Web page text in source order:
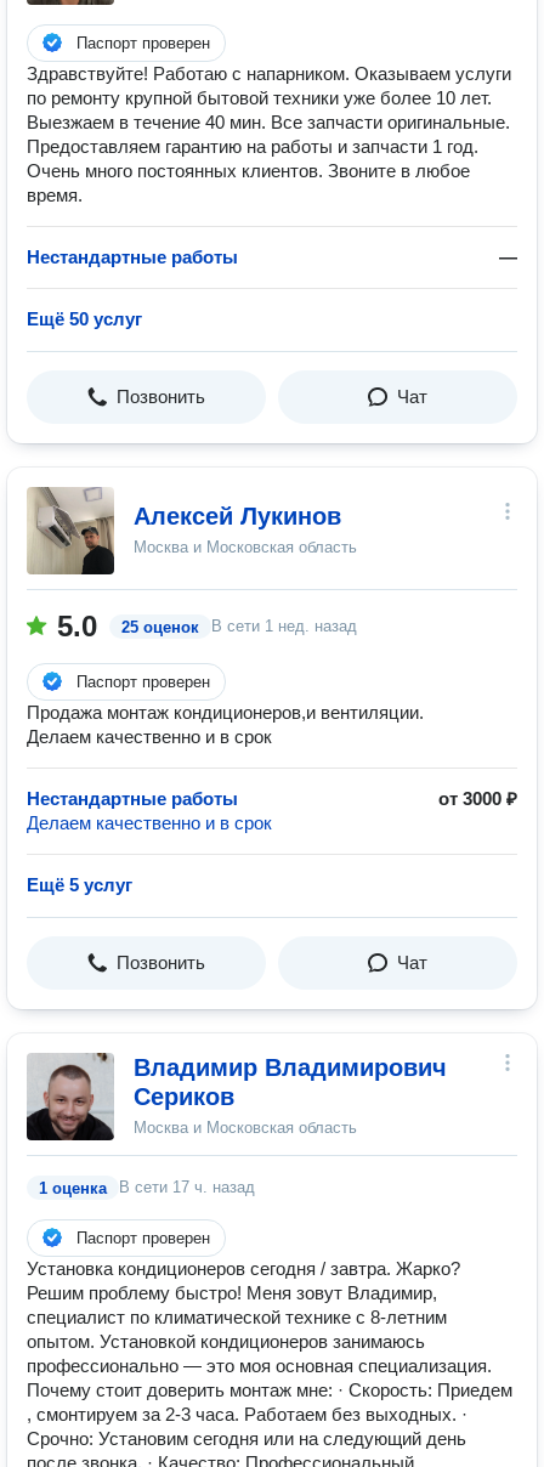
Паспорт проверен
Здравствуйте! Работаю с напарником. Оказываем услуги
по ремонту крупной бытовой техники уже более 10 лет.
Выезжаем в течение 40 мин. Все запчасти оригинальные.
Предоставляем гарантию на работы и запчасти 1 год.
Очень много постоянных клиентов. Звоните в любое
время.
Нестандартные работы —
Ещё 50 услуг
Позвонить Чат
Алексей Лукинов
Москва и Московская область
5.0 25 оценок В сети 1 нед. назад
Паспорт проверен
Продажа монтаж кондиционеров,и вентиляции.
Делаем качественно и в срок
Нестандартные работы
от 3000 ₽
Делаем качественно и в срок
Ещё 5 услуг
Позвонить Чат
Владимир Владимирович
Сериков
Москва и Московская область
1 оценка В сети 17 ч. назад
Паспорт проверен
Установка кондиционеров сегодня / завтра. Жарко?
Решим проблему быстро! Меня зовут Владимир,
специалист по климатической технике с 8-летним
опытом. Установкой кондиционеров занимаюсь
профессионально — это моя основная специализация.
Почему стоит доверить монтаж мне: · Скорость: Приедем
, смонтируем за 2-3 часа. Работаем без выходных. ·
Срочно: Установим сегодня или на следующий день
после звонка. · Качество: Профессиональный